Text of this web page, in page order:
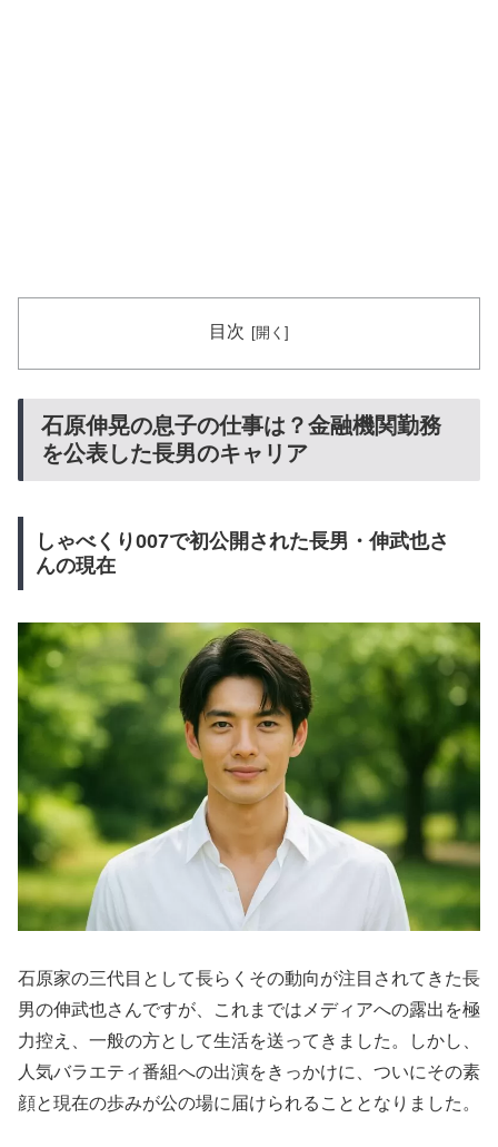
目次
石原伸晃の息子の仕事は？金融機関勤務
を公表した長男のキャリア
しゃべくり007で初公開された長男・伸武也さ
んの現在
石原家の三代目として長らくその動向が注目されてきた長
男の伸武也さんですが、これまではメディアへの露出を極
力控え、一般の方として生活を送ってきました。しかし、
人気バラエティ番組への出演をきっかけに、ついにその素
顔と現在の歩みが公の場に届けられることとなりました。